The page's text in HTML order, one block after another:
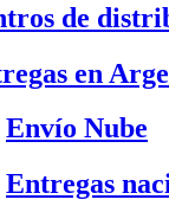
de
en
Envío Nube
Entregas